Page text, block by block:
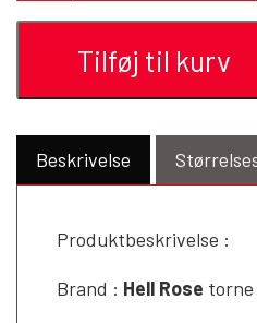
Tilføj til kurv
Beskrivelse
Produktbeskrivelse :
Brand : Hell Rose